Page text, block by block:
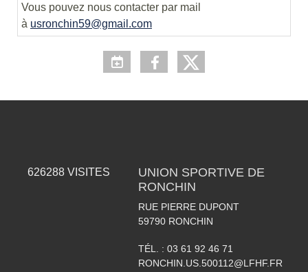
Vous pouvez nous contacter par mail
à usronchin59@gmail.com
626288 VISITES
UNION SPORTIVE DE
RONCHIN
RUE PIERRE DUPONT
59790 RONCHIN
TÉL. : 03 61 92 46 71
RONCHIN.US.500112@LFHF.FR